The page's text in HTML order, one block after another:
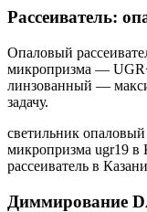
Рассеиватель:
Опаловый
микропризма —
линзованный —
задачу.
светильник опаловый
микропризма ugr19 в
рассеиватель в Казани
Диммирование